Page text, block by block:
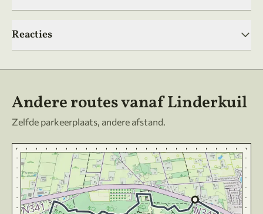
Reacties
Andere routes vanaf Linderkuil
Zelfde parkeerplaats, andere afstand.